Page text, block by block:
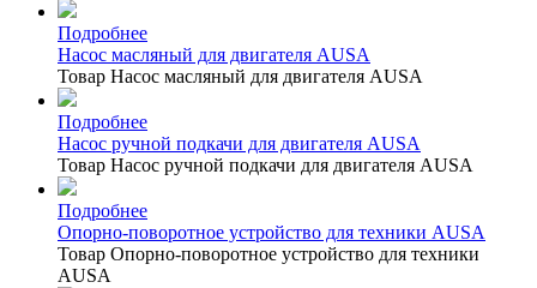
Подробнее
Насос масляный для двигателя AUSA
Товар Насос масляный для двигателя AUSA
Подробнее
Насос ручной подкачи для двигателя AUSA
Товар Насос ручной подкачи для двигателя AUSA
Подробнее
Опорно-поворотное устройство для техники AUSA
Товар Опорно-поворотное устройство для техники
AUSA